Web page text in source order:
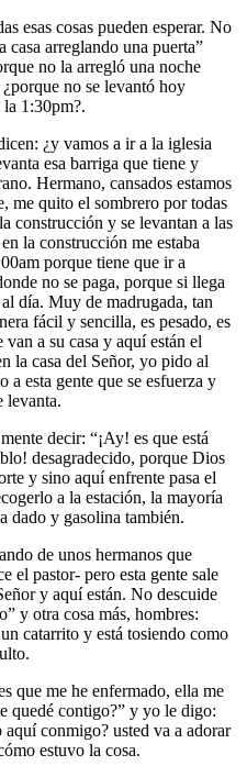
esas cosas pueden esperar. No
casa arreglando una puerta”
no la arregló una noche
no se levantó hoy
1:30pm?.
¿y vamos a ir a la iglesia
esa barriga que tiene y
Hermano, cansados estamos
me quito el sombrero por todas
construcción y se levantan a las
la construcción me estaba
porque tiene que ir a
no se paga, porque si llega
día. Muy de madrugada, tan
fácil y sencilla, es pesado, es
a su casa y aquí están el
la casa del Señor, yo pido al
a esta gente que se esfuerza y
levanta.
decir: “¡Ay! es que está
desagradecido, porque Dios
y sino aquí enfrente pasa el
a la estación, la mayoría
dado y gasolina también.
de unos hermanos que
el pastor- pero esta gente sale
y aquí están. No descuide
y otra cosa más, hombres:
catarrito y está tosiendo como
que me he enfermado, ella me
quedé contigo?” y yo le digo:
conmigo? usted va a adorar
estuvo la cosa.